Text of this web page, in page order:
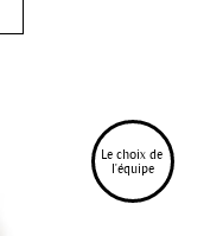
Le choix de
l'équipe